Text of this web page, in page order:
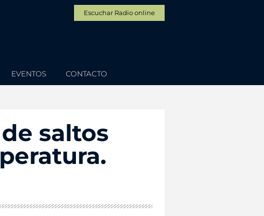
Escuchar Radio online
EVENTOS CONTACTO
saltos